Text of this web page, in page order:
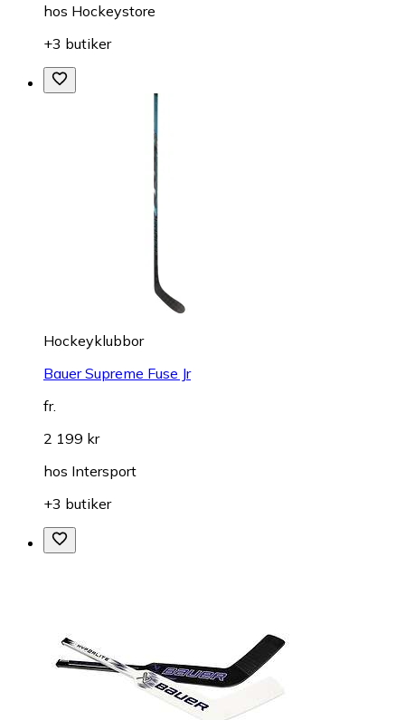
hos Hockeystore
+3 butiker
Hockeyklubbor
Bauer Supreme Fuse Jr
fr.
2 199 kr
hos Intersport
+3 butiker